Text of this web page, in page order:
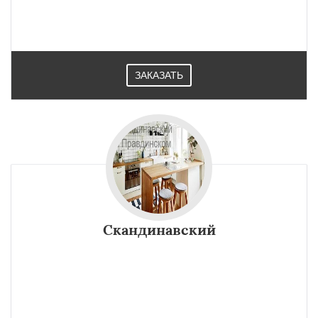
ЗАКАЗАТЬ
Скандинавский